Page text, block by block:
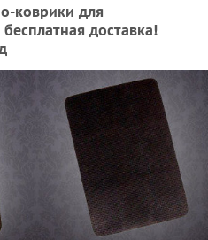
коврики для
доставка!